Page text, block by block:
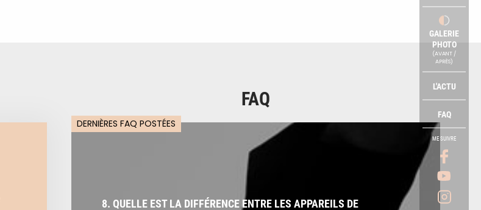
GALERIE
PHOTO
(AVANT /
APRÈS)
L'ACTU
FAQ
ME SUIVRE
FAQ
DERNIÈRES FAQ POSTÉES
8. QUELLE EST LA DIFFÉRENCE ENTRE LES APPAREILS DE